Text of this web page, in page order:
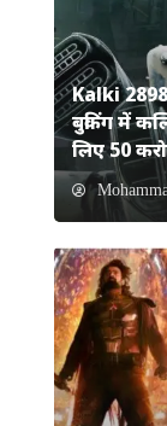
Kalki
बुकिंग में
लिए 50